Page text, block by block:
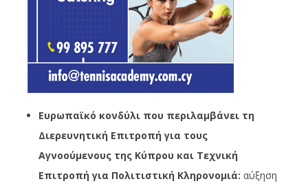
Ευρωπαϊκό κονδύλι που περιλαμβάνει τη
Διερευνητική Επιτροπή για τους
Αγνοούμενους της Κύπρου και Τεχνική
Επιτροπή για Πολιτιστική Κληρονομιά: αύξηση